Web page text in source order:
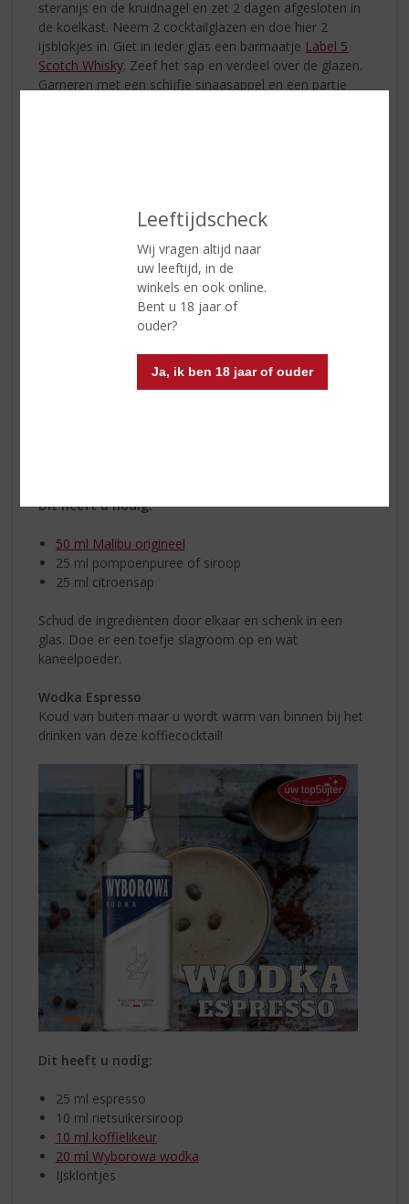
Leeftijdscheck
Wij vragen altijd naar
uw leeftijd, in de
winkels en ook online.
Bent u 18 jaar of
ouder?
Ja, ik ben 18 jaar of ouder
steranijs en de kruidnagel en zet 2 dagen afgesloten in
de koelkast. Neem 2 cocktailglazen en doe hier 2
ijsblokjes in. Giet in ieder glas een barmaatje Label 5
Scotch Whisky. Zeef het sap en verdeel over de glazen.
Garneren met een schijfje sinaasappel en een partje
Dit heeft u nodig:
50 ml Malibu origineel
25 ml pompoenpuree of siroop
25 ml citroensap
Schud de ingrediënten door elkaar en schenk in een
glas. Doe er een toefje slagroom op en wat
kaneelpoeder.
Wodka Espresso
Koud van buiten maar u wordt warm van binnen bij het
drinken van deze koffiecocktail!
Dit heeft u nodig:
25 ml espresso
10 ml rietsuikersiroop
10 ml koffielikeur
20 ml Wyborowa wodka
IJsklontjes